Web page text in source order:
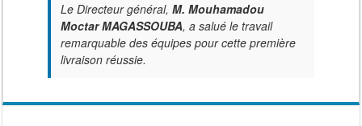
Le Directeur général, M. Mouhamadou
Moctar MAGASSOUBA, a salué le travail
remarquable des équipes pour cette première
livraison réussie.